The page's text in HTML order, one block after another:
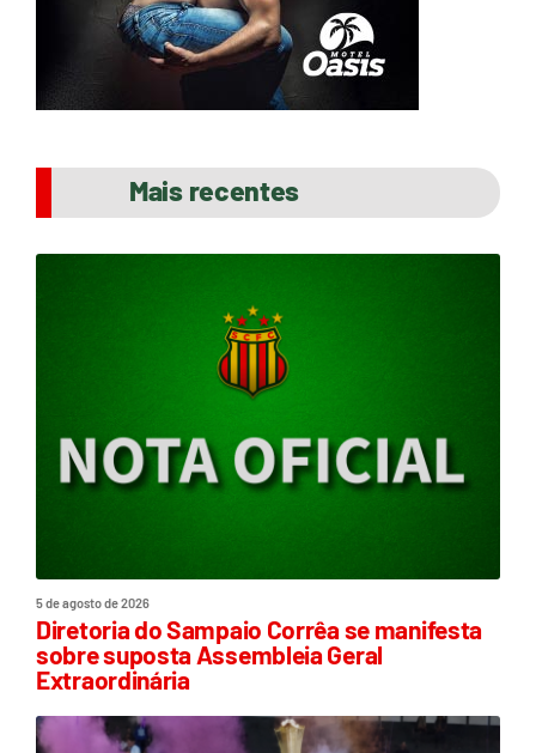
Mais recentes
5 de agosto de 2026
Diretoria do Sampaio Corrêa se manifesta
sobre suposta Assembleia Geral
Extraordinária